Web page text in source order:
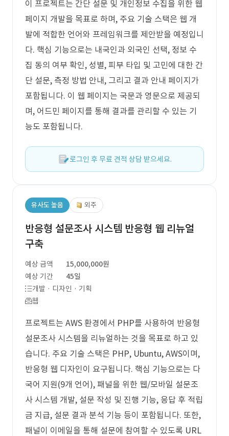
이 프로젝트는 간단 설문 및 개인정보 수집을 위한 웹
페이지 개발을 목표로 하며, 주요 기술 스택은 웹 개
발에 적합한 언어와 프레임워크를 제안받을 예정입니
다. 핵심 기능으로는 내국인과 외국인 선택, 정보 수
집 동의 여부 확인, 성별, 피부 타입 및 고민에 대한 간
단 설문, 측정 방법 안내, 그리고 결과 안내 페이지가
포함됩니다. 이 웹 페이지는 국문과 영문으로 제공되
며, 어드민 페이지를 통해 결과를 관리할 수 있는 기
능도 포함됩니다.
로그인 후 무료 견적 상담 받으세요.
유사도 높음 외주
반응형 설문조사 시스템 반응형 웹 리뉴얼
구축
예상 금액
15,000,000원
예상 기간
45일
개발 · 디자인 · 기획
웹
프로젝트는 AWS 환경에서 PHP를 사용하여 반응형
설문조사 시스템을 리뉴얼하는 것을 목표로 하고 있
습니다. 주요 기술 스택은 PHP, Ubuntu, AWS이며,
반응형 웹 디자인이 요구됩니다. 핵심 기능으로는 다
국어 지원(9개 언어), 패널을 위한 웹/모바일 설문조
사 시스템 개발, 설문 작성 및 진행 기능, 응답 후 적립
금 지급, 설문 결과 분석 기능 등이 포함됩니다. 또한,
패널이 이메일을 통해 설문에 참여할 수 있도록 URL